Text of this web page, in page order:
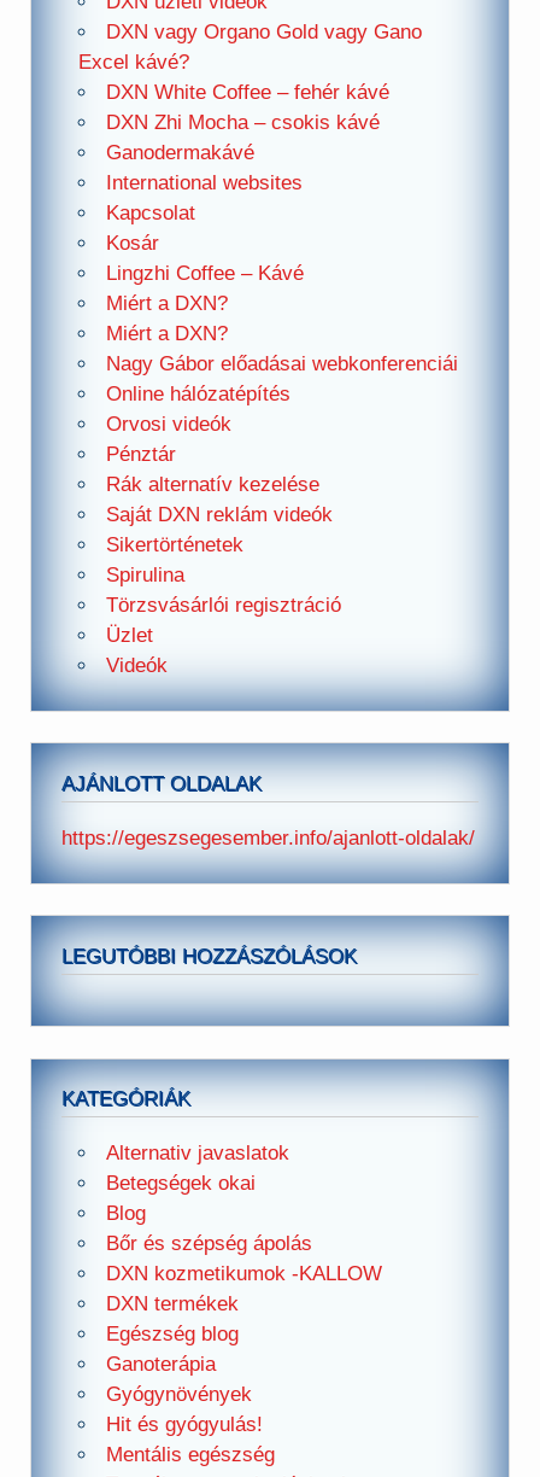
DXN vagy Organo Gold vagy Gano
Excel kávé?
DXN White Coffee – fehér kávé
DXN Zhi Mocha – csokis kávé
Ganodermakávé
International websites
Kapcsolat
Kosár
Lingzhi Coffee – Kávé
Miért a DXN?
Miért a DXN?
Nagy Gábor előadásai webkonferenciái
Online hálózatépítés
Orvosi videók
Pénztár
Rák alternatív kezelése
Saját DXN reklám videók
Sikertörténetek
Spirulina
Törzsvásárlói regisztráció
Üzlet
Videók
AJÁNLOTT OLDALAK
https://egeszsegesember.info/ajanlott-oldalak/
LEGUTÓBBI HOZZÁSZÓLÁSOK
KATEGÓRIÁK
Alternativ javaslatok
Betegségek okai
Blog
Bőr és szépség ápolás
DXN kozmetikumok -KALLOW
DXN termékek
Egészség blog
Ganoterápia
Gyógynövények
Hit és gyógyulás!
Mentális egészség